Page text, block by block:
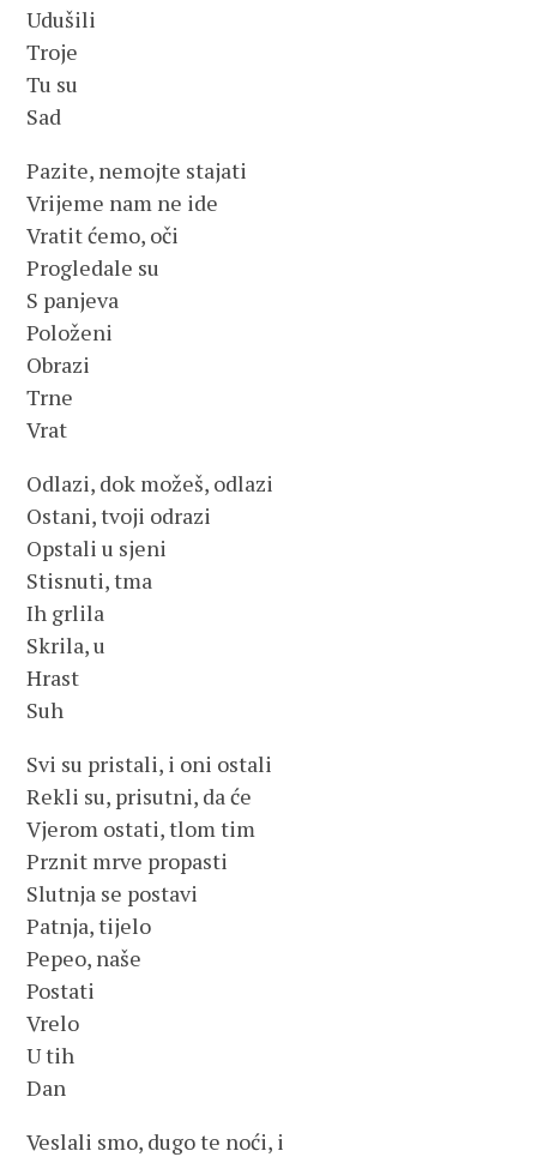
Udušili
Troje
Tu su
Sad
Pazite, nemojte stajati
Vrijeme nam ne ide
Vratit ćemo, oči
Progledale su
S panjeva
Položeni
Obrazi
Trne
Vrat
Odlazi, dok možeš, odlazi
Ostani, tvoji odrazi
Opstali u sjeni
Stisnuti, tma
Ih grlila
Skrila, u
Hrast
Suh
Svi su pristali, i oni ostali
Rekli su, prisutni, da će
Vjerom ostati, tlom tim
Prznit mrve propasti
Slutnja se postavi
Patnja, tijelo
Pepeo, naše
Postati
Vrelo
U tih
Dan
Veslali smo, dugo te noći, i